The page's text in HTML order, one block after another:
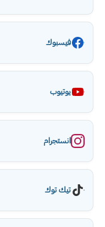
فيسبوك
يوتيوب
انستجرام
تيك توك